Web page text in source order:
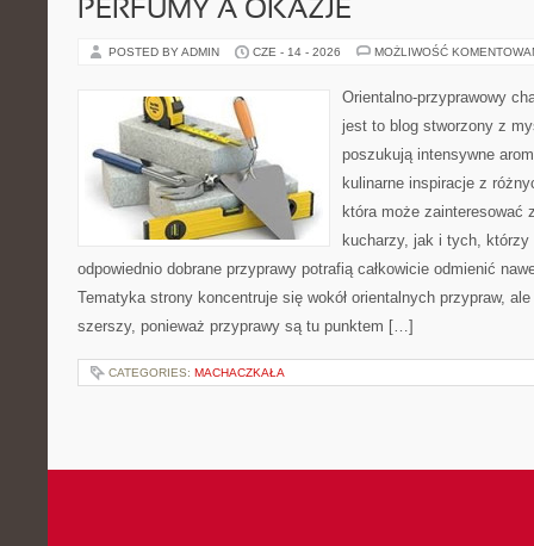
PERFUMY A OKAZJE
POSTED BY ADMIN CZE - 14 - 2026 MOŻLIWOŚĆ
Orientalno-przyprawowy
jest to blog stworzony z
poszukują intensywne
kulinarne inspiracje z
która może zainteresować
kucharzy, jak i tych, którzy
odpowiednio dobrane przyprawy potrafią całkowicie odmienić
Tematyka strony koncentruje się wokół orientalnych przypraw,
szerszy, ponieważ przyprawy są tu punktem […]
CATEGORIES: MACHACZKAŁA